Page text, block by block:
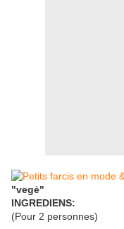
"vegė"
INGREDIENS:
(Pour 2 personnes)